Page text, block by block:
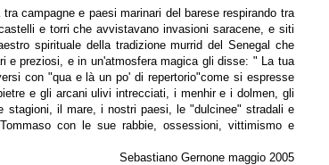
campagne e paesi marinari del barese respirando tra
e torri che avvistavano invasioni saracene, e siti
spirituale della tradizione murrid del Senegal che
e preziosi, e in un'atmosfera magica gli disse: " La tua
con "qua e là un po' di repertorio"come si espresse
e gli arcani ulivi intrecciati, i menhir e i dolmen, gli
stagioni, il mare, i nostri paesi, le "dulcinee" stradali e
con le sue rabbie, ossessioni, vittimismo e
Sebastiano Gernone maggio 2005